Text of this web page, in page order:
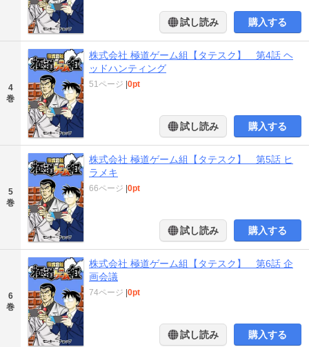
試し読み 購入する
4
巻
株式会社 極道ゲーム組【タテスク】 第4話 ヘ
ッドハンティング
51ページ |0pt
試し読み 購入する
5
巻
株式会社 極道ゲーム組【タテスク】 第5話 ヒ
ラメキ
66ページ |0pt
試し読み 購入する
6
巻
株式会社 極道ゲーム組【タテスク】 第6話 企
画会議
74ページ |0pt
試し読み 購入する